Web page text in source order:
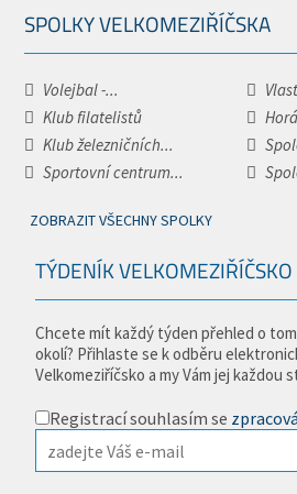
SPOLKY VELKOMEZIŘÍČSKA
Volejbal -...
Klub filatelistů
Klub železničních...
Sportovní centrum...
ZOBRAZIT VŠECHNY SPOLKY
TÝDENÍK VELKOMEZIŘÍČSKO
Chcete mít každý týden přehled o
okolí? Přihlaste se k odběru
Velkomeziříčsko a my Vám jej každou
Registrací souhlasím se